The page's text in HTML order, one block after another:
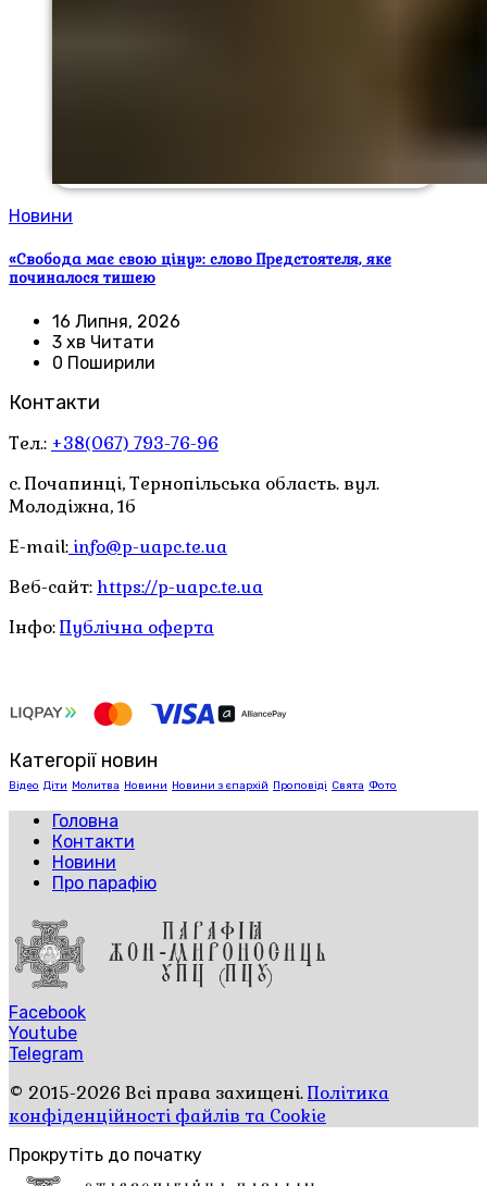
Новини
«Свобода має свою ціну»: слово Предстоятеля, яке
починалося тишею
16 Липня, 2026
3 хв Читати
0 Поширили
Контакти
Тел.: +38(067) 793-76-96
с. Почапинці, Тернопільська область. вул.
Молодіжна, 1б
E-mail: info@p-uapc.te.ua
Веб-сайт: https://p-uapc.te.ua
Інфо:Публічна оферта
Категорії новин
Відео Діти Молитва Новини Новини з єпархій Проповіді Свята Фото
Головна
Контакти
Новини
Про парафію
Facebook
Youtube
Telegram
© 2015-2026 Всі права захищені.Політика
конфіденційності файлів та Cookie
Прокрутіть до початку